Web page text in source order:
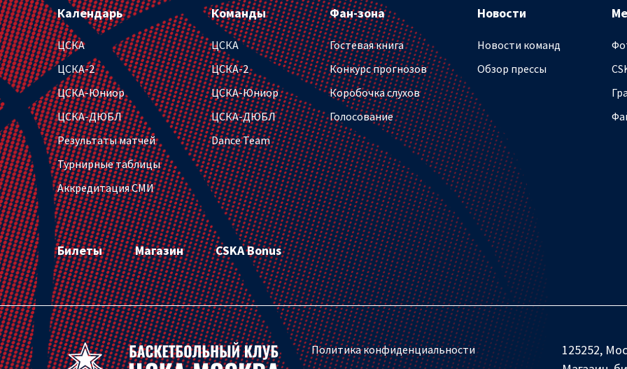
Календарь
ЦСКА
ЦСКА-2
ЦСКА-Юниор
ЦСКА-ДЮБЛ
Результаты матчей
Турнирные таблицы
Аккредитация СМИ
Команды
ЦСКА
ЦСКА-2
ЦСКА-Юниор
ЦСКА-ДЮБЛ
Dance Team
Фан-зона
Гостевая книга
Конкурс прогнозов
Коробочка слухов
Голосование
Новости
Новости команд
Обзор прессы
Билеты Магазин CSKA Bonus
Политика конфиденциальности
125252,